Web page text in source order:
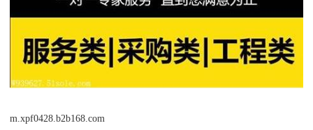
m.xpf0428.b2b168.com